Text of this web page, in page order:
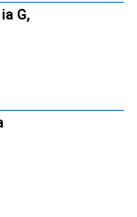
G,